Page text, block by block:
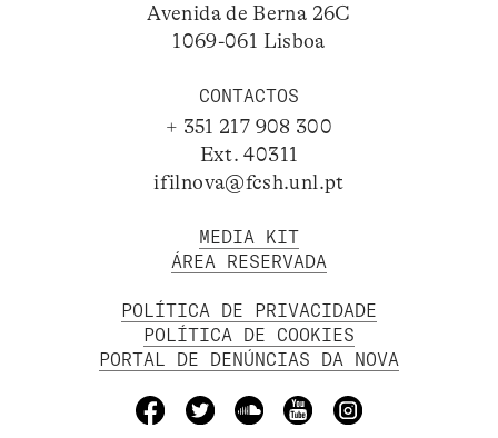
Avenida de Berna 26C
1069-061 Lisboa
CONTACTOS
+ 351 217 908 300
Ext. 40311
ifilnova@fcsh.unl.pt
MEDIA KIT
ÁREA RESERVADA
POLÍTICA DE PRIVACIDADE
POLÍTICA DE COOKIES
PORTAL DE DENÚNCIAS DA NOVA